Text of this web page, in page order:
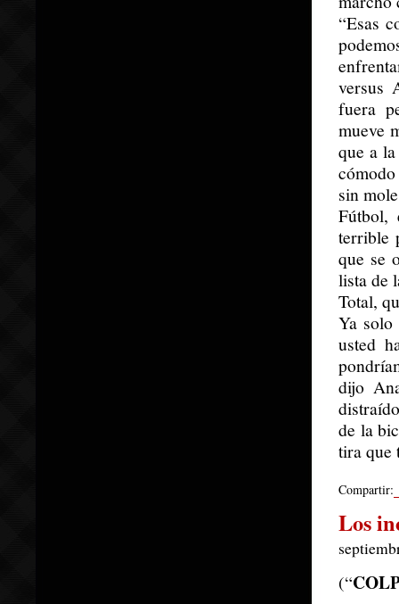
“Esas
versus
fuera
mueve
que a
sin
Fútbol,
terrible
que se
lista de
Total,
Ya
usted
dijo
de la
tira que
Compartir:
Los
(“